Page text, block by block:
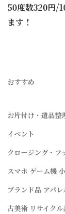
メルカリ
50度数320円/
ます！
おすすめ
お片付け・遺品整
イベント
クロージング・フ
スマホ ゲーム機
ブランド品 アパレ
古美術 リサイクル